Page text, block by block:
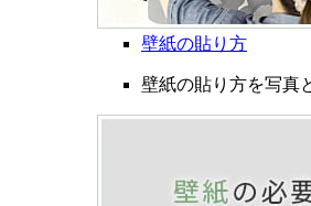
壁紙の貼り方
壁紙の貼り方を写真